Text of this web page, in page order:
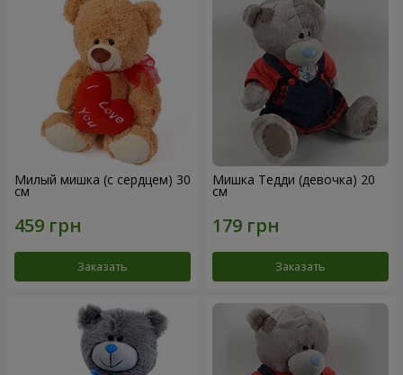
Милый мишка (с сердцем) 30
см
Заказать
Мишка Тедди (девочка) 20
см
Заказать